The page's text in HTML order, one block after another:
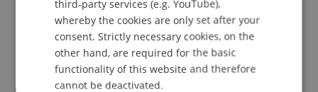
Wirtschafts- und Finanzstrafrecht, Universität
Publication Type
third-party services (e.g. YouTube),
whereby the cookies are only set after your
consent. Strictly necessary cookies, on the
other hand, are required for the basic
functionality of this website and therefore
cannot be deactivated.